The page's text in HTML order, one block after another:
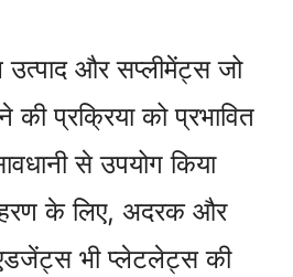
उत्पाद और सप्लीमेंट्स जो
प्रक्रिया को प्रभावित
से उपयोग किया
के लिए, अदरक और
भी प्लेटलेट्स की